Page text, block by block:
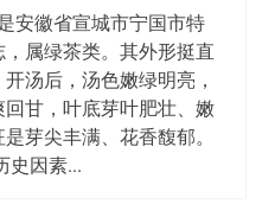
安徽省宣城市宁国市特
属绿茶类。其外形挺直
汤后，汤色嫩绿明亮，
甘，叶底芽叶肥壮、嫩
芽尖丰满、花香馥郁。
史因素...